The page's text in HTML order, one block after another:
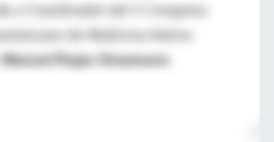
y Coordinador del V Congreso
Manuel Rojas Oreamuno